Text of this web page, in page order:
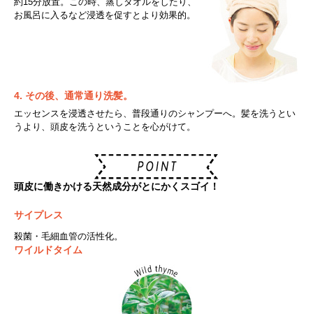
お風呂に入るなど浸透を促すとより効果的。
4. その後、通常通り洗髪。
エッセンスを浸透させたら、普段通りのシャンプーへ。髪を洗うとい
うより、頭皮を洗うということを心がけて。
頭皮に働きかける天然成分がとにかくスゴイ！
サイプレス
殺菌・毛細血管の活性化。
ワイルドタイム